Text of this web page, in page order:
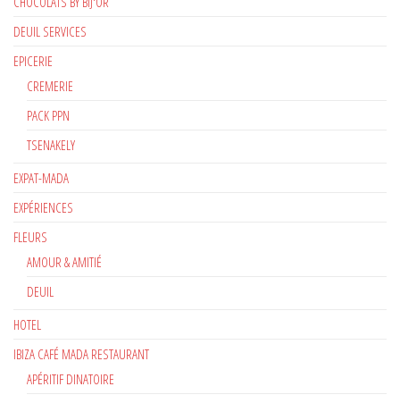
DEUIL SERVICES
EPICERIE
CREMERIE
PACK PPN
TSENAKELY
EXPAT-MADA
EXPÉRIENCES
FLEURS
AMOUR & AMITIÉ
DEUIL
HOTEL
IBIZA CAFÉ MADA RESTAURANT
APÉRITIF DINATOIRE